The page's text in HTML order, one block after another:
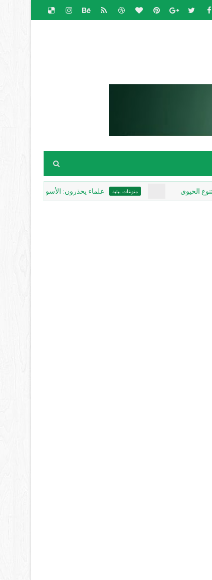
علماء يحذرون: الأسوأ لم يأتِ بعد.. «إل نينيو» قد يجعل 2026 العام الأكثر حرارة في